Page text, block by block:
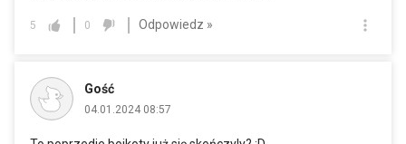
5 0 Odpowiedz »
Gość
04.01.2024 08:57